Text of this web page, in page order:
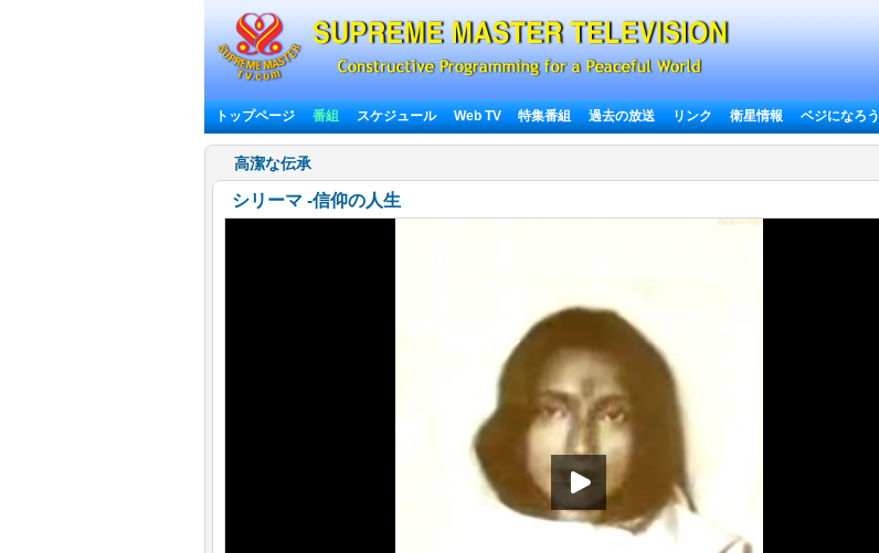
トップページ 番組 スケジュール Web TV 特集番組 過去の放送 リンク 衛星情報 ベジになろう
高潔な伝承
シリーマ ‐信仰の人生